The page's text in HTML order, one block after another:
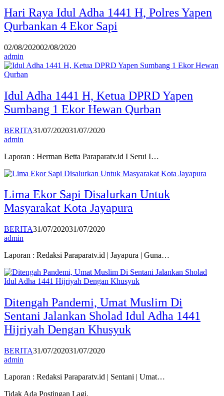
Hari Raya Idul Adha 1441 H, Polres Yapen
Qurbankan 4 Ekor Sapi
02/08/202002/08/2020
admin
Idul Adha 1441 H, Ketua DPRD Yapen
Sumbang 1 Ekor Hewan Qurban
BERITA31/07/202031/07/2020
admin
Laporan : Herman Betta Paraparatv.id I Serui I…
Lima Ekor Sapi Disalurkan Untuk
Masyarakat Kota Jayapura
BERITA31/07/202031/07/2020
admin
Laporan : Redaksi Paraparatv.id | Jayapura | Guna…
Ditengah Pandemi, Umat Muslim Di
Sentani Jalankan Sholad Idul Adha 1441
Hijriyah Dengan Khusyuk
BERITA31/07/202031/07/2020
admin
Laporan : Redaksi Paraparatv.id | Sentani | Umat…
Tidak Ada Postingan Lagi.